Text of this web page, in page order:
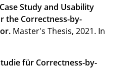
Case Study and Usability
the Correctness-by-
Master's Thesis, 2021. In
für Correctness-by-